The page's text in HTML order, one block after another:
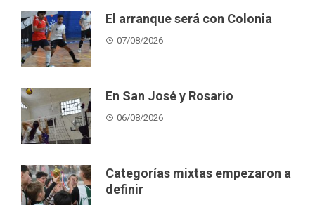
El arranque será con Colonia
07/08/2026
En San José y Rosario
06/08/2026
Categorías mixtas empezaron a
definir